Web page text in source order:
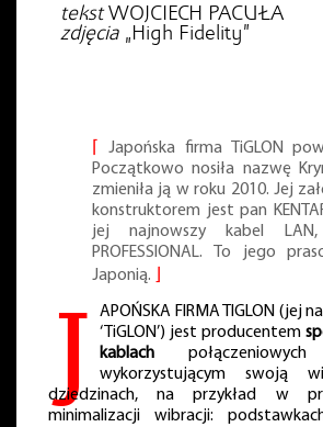
tekstWOJCIECH PACUŁA
zdjęcia „High Fidelity”
Japońska firma TiGLON
Początkowo nosiła nazwę
zmieniła ją w roku 2010. Jej
konstruktorem jest pan
jej najnowszy kabel LAN,
PROFESSIONAL. To jego
Japonią.
J
APOŃSKA FIRMA TIGLON (jej
‘TiGLON’) jest producentem
kablach
wykorzystującym swoją
dziedzinach, na przykład w
minimalizacji wibracji: